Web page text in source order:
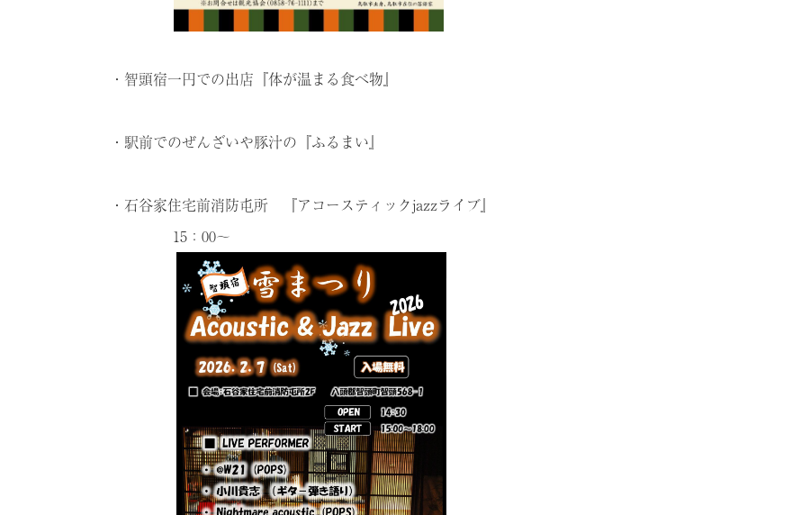
・智頭宿一円での出店『体が温まる食べ物』
・駅前でのぜんざいや豚汁の『ふるまい』
・石谷家住宅前消防屯所 『アコースティックjazzライブ』
15：00～